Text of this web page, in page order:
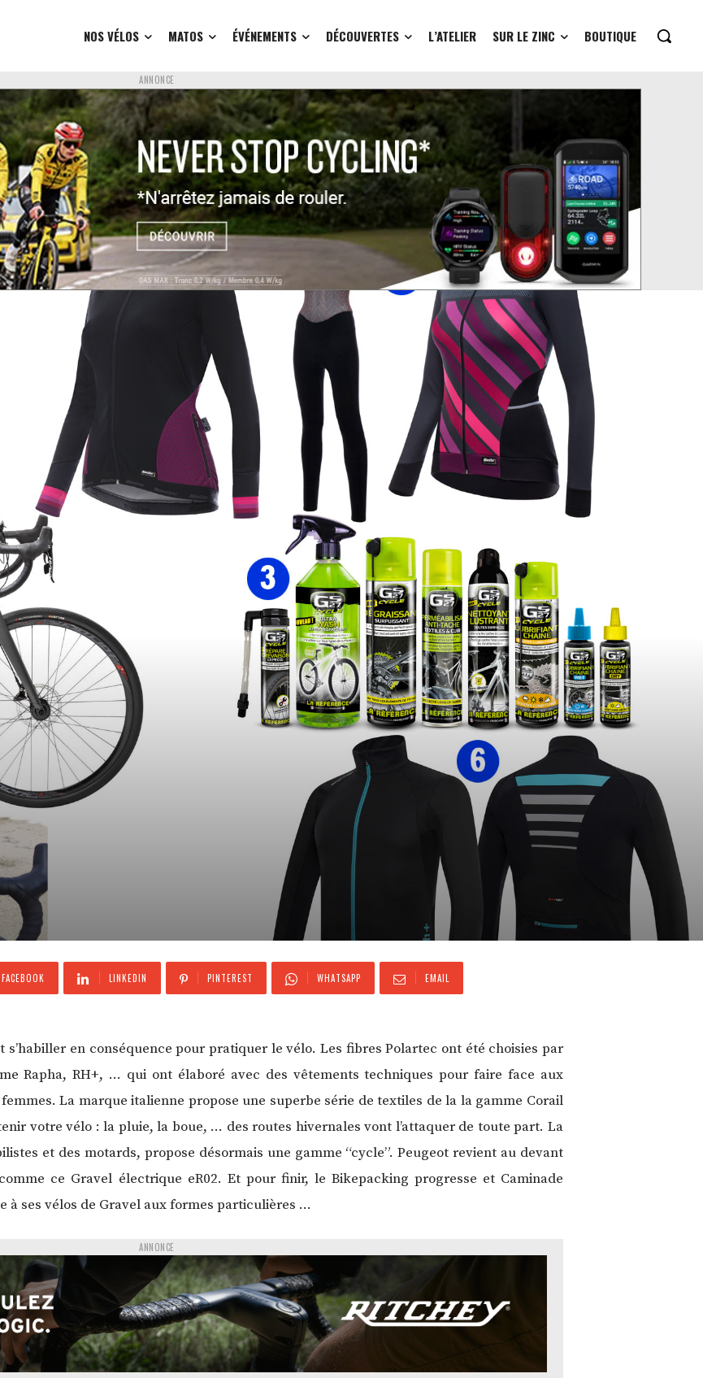
NOS VÉLOS MATOS ÉVÉNEMENTS DÉCOUVERTES L’ATELIER SUR LE ZINC BOUTIQUE
ANNONCE
FACEBOOK LINKEDIN PINTEREST WHATSAPP EMAIL
en conséquence pour pratiquer le vélo. Les fibres Polartec ont été choisies par
Rapha, RH+, … qui ont élaboré avec des vêtements techniques pour faire face aux
La marque italienne propose une superbe série de textiles de la la gamme Corail
votre vélo : la pluie, la boue, … des routes hivernales vont l’attaquer de toute part. La
et des motards, propose désormais une gamme “cycle”. Peugeot revient au devant
ce Gravel électrique eR02. Et pour finir, le Bikepacking progresse et Caminade
à ses vélos de Gravel aux formes particulières …
ANNONCE